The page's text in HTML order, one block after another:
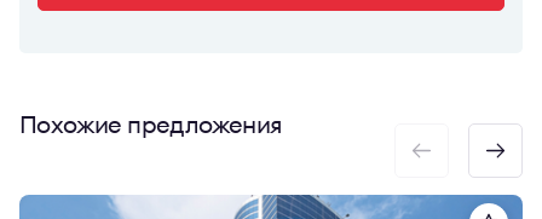
Похожие предложения